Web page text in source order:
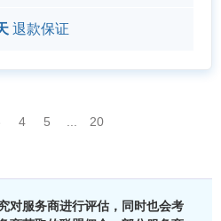
退款保证
4 5 20
对服务商进行评估，同时也会考